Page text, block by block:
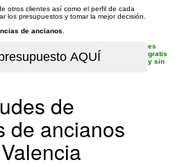
otros clientes así como el perfil de cada
los presupuestos y tomar la mejor decisión.
de ancianos
es
gratis
y sin
de
de ancianos